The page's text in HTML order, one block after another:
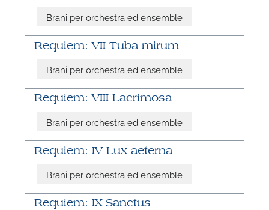
Brani per orchestra ed ensemble
Requiem: VII Tuba mirum
Brani per orchestra ed ensemble
Requiem: VIII Lacrimosa
Brani per orchestra ed ensemble
Requiem: IV Lux aeterna
Brani per orchestra ed ensemble
Requiem: IX Sanctus